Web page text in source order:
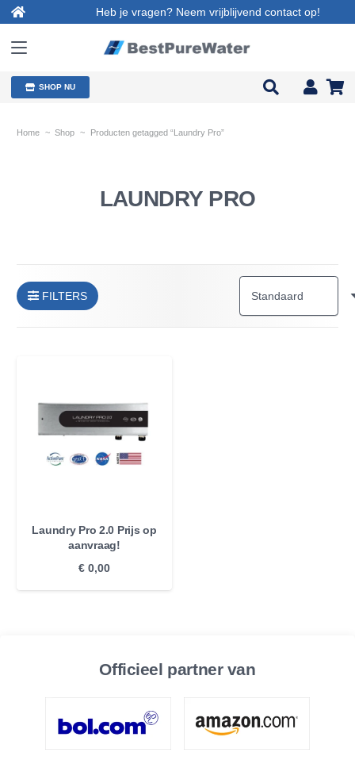
Heb je vragen? Neem vrijblijvend contact op!
SHOP NU
Home ~ Shop ~ Producten getagged “Laundry Pro”
LAUNDRY PRO
FILTERS
Laundry Pro 2.0 Prijs op
aanvraag!
€ 0,00
Officieel partner van